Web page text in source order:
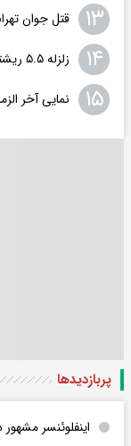
۱۳ قتل جوان تهرانی
۱۴ زلزله ۵.۵ ریشتری در اندونزی
۱۵ نمایی آخر
پربازدید‌ها
اینفلوئنسر